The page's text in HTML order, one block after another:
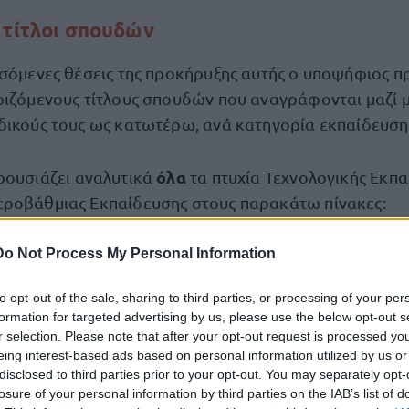
Not Process My Personal Information
opt-out of the sale, sharing to third parties, or processing of your
for targeted advertising by us, please use the below opt-out
selection. Please note that after your opt-out request is processed
interest-based ads based on personal information utilized by us
to third parties prior to your opt-out. You may separately
of your personal information by third parties on the IAB’s list of
σπουδών
θέσεις της προκήρυξης αυτής ο υποψήφιος
τίτλους σπουδών που αναγράφονται μαζί
τους ως κατωτέρω, ανά κατηγορία
αναλυτικά όλατα πτυχία Τεχνολογικής
Εκπαίδευσης στους παρακάτω πίνακες:
Ιατρικών Οργάνων ή Μηχανικών Βιοϊατρικής
101